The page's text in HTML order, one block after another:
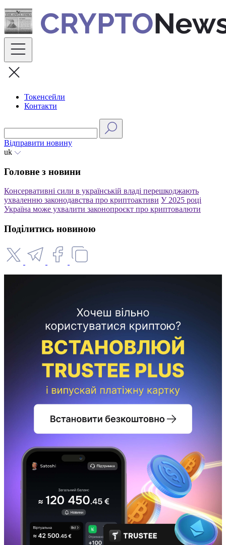
Skip
to
content
Токенсейли
Контакти
Відправити новину
uk
Головне з новини
Консервативні сили в українській владі перешкоджають
ухваленню законодавства про криптоактиви У 2025 році
Україна може ухвалити законопроєкт про криптовалюти
Поділитись новиною